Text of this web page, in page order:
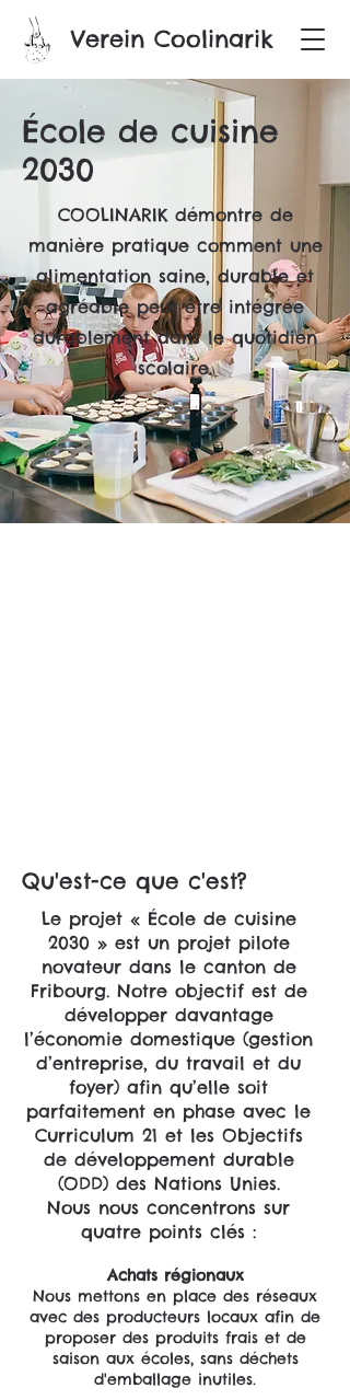
Verein Coolinarik
École de cuisine
2030
COOLINARIK démontre de
manière pratique comment une
alimentation saine, durable et
agréable peut être intégrée
durablement dans le quotidien
scolaire.
Qu'est-ce que c'est?
Le projet « École de cuisine
2030 » est un projet pilote
novateur dans le canton de
Fribourg. Notre objectif est de
développer davantage
l’économie domestique (gestion
d’entreprise, du travail et du
foyer) afin qu’elle soit
parfaitement en phase avec le
Curriculum 21 et les Objectifs
de développement durable
(ODD) des Nations Unies.
Nous nous concentrons sur
quatre points clés :
Achats régionaux
Nous mettons en place des réseaux
avec des producteurs locaux afin de
proposer des produits frais et de
saison aux écoles, sans déchets
d'emballage inutiles.